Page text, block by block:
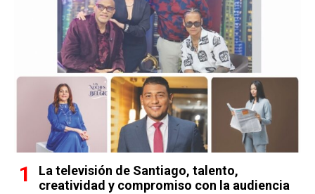
La televisión de Santiago, talento,
creatividad y compromiso con la audiencia